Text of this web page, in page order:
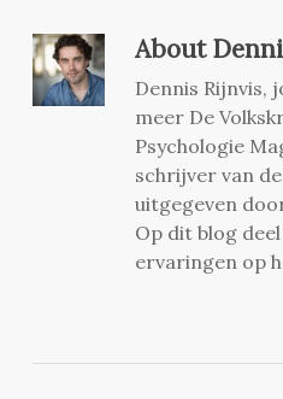
About
Dennis Rijnvis,
meer De
Psychologie
schrijver van
uitgegeven
Op dit blog
ervaringen op